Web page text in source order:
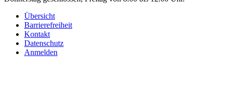
Übersicht
Barrierefreiheit
Kontakt
Datenschutz
Anmelden